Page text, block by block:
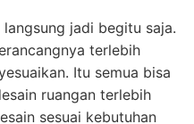
jadi begitu saja.
terlebih
Itu semua bisa
ruangan terlebih
sesuai kebutuhan